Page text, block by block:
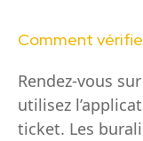
Comment
Rendez-vous
utilisez
ticket. Les